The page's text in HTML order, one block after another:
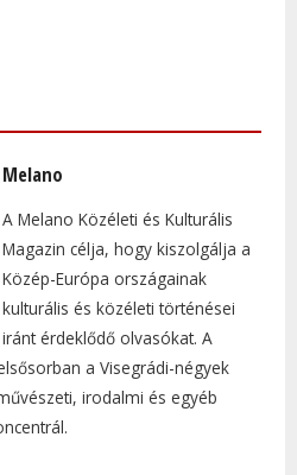
Melano
A Melano Közéleti és Kulturális
Magazin célja, hogy kiszolgálja a
Közép-Európa országainak
kulturális és közéleti történései
iránt érdeklődő olvasókat. A
a Visegrádi-négyek
irodalmi és egyéb